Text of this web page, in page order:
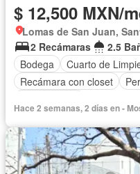
$ 12,500 MXN/
Lomas de San Juan,
2 Recámaras
2.5
Bodega
Cuarto de
Recámara con closet
Hace 2 semanas, 2 días en -